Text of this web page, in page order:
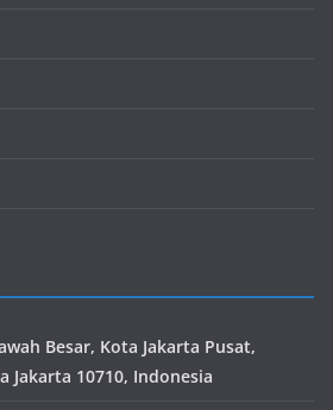
Besar, Kota Jakarta Pusat,
Jakarta 10710, Indonesia